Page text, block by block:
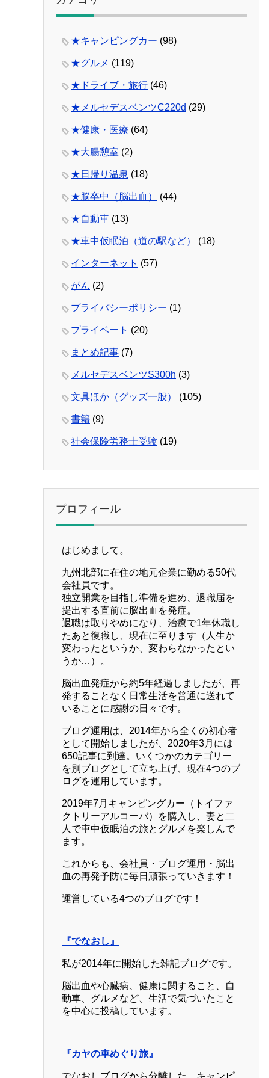
★キャンピングカー (98)
★グルメ (119)
★ドライブ・旅行 (46)
★メルセデスベンツC220d (29)
★健康・医療 (64)
★大腸憩室 (2)
★日帰り温泉 (18)
★脳卒中（脳出血） (44)
★自動車 (13)
★車中仮眠泊（道の駅など） (18)
インターネット (57)
がん (2)
プライバシーポリシー (1)
プライベート (20)
まとめ記事 (7)
メルセデスベンツS300h (3)
文具ほか（グッズ一般） (105)
書籍 (9)
社会保険労務士受験 (19)
プロフィール
はじめまして。
九州北部に在住の地元企業に勤める50代
会社員です。
独立開業を目指し準備を進め、退職届を
提出する直前に脳出血を発症。
退職は取りやめになり、治療で1年休職し
たあと復職し、現在に至ります（人生か
変わったというか、変わらなかったとい
うか…）。
脳出血発症から約5年経過しましたが、再
発することなく日常生活を普通に送れて
いることに感謝の日々です。
ブログ運用は、2014年から全くの初心者
として開始しましたが、2020年3月には
650記事に到達。いくつかのカテゴリー
を別ブログとして立ち上げ、現在4つのブ
ログを運用しています。
2019年7月キャンピングカー（トイファ
クトリーアルコーバ）を購入し、妻と二
人で車中仮眠泊の旅とグルメを楽しんで
ます。
これからも、会社員・ブログ運用・脳出
血の再発予防に毎日頑張っていきます！
運営している4つのブログです！
『でなおし』
私が2014年に開始した雑記ブログです。
脳出血や心臓病、健康に関すること、自
動車、グルメなど、生活で気づいたこと
を中心に投稿しています。
『カヤの車めぐり旅』
でなおしブログから分離した、キャンピ